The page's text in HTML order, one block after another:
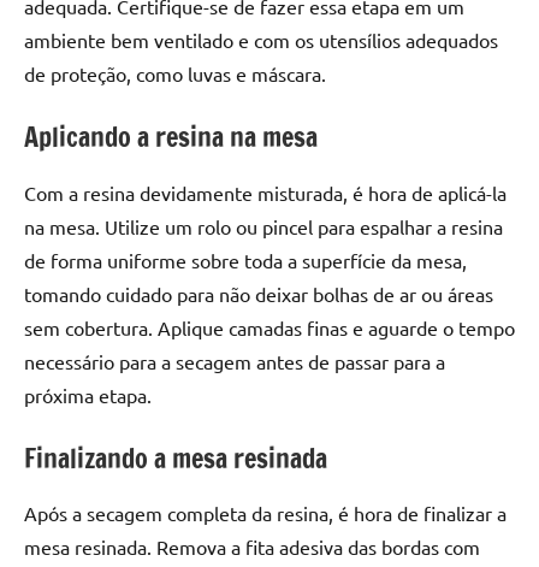
de
resinada
de
qualidade,
como
as
Tables
e
mesas
de
tampinhas
adequada. Certifique-se de fazer essa etapa em um
ambiente bem ventilado e com os utensílios adequados
de proteção, como luvas e máscara.
Aplicando a resina na mesa
Com a resina devidamente misturada, é hora de aplicá-la
na mesa. Utilize um rolo ou pincel para espalhar a resina
de forma uniforme sobre toda a superfície da mesa,
tomando cuidado para não deixar bolhas de ar ou áreas
sem cobertura. Aplique camadas finas e aguarde o tempo
necessário para a secagem antes de passar para a
próxima etapa.
Finalizando a mesa resinada
Após a secagem completa da resina, é hora de finalizar a
mesa resinada. Remova a fita adesiva das bordas com